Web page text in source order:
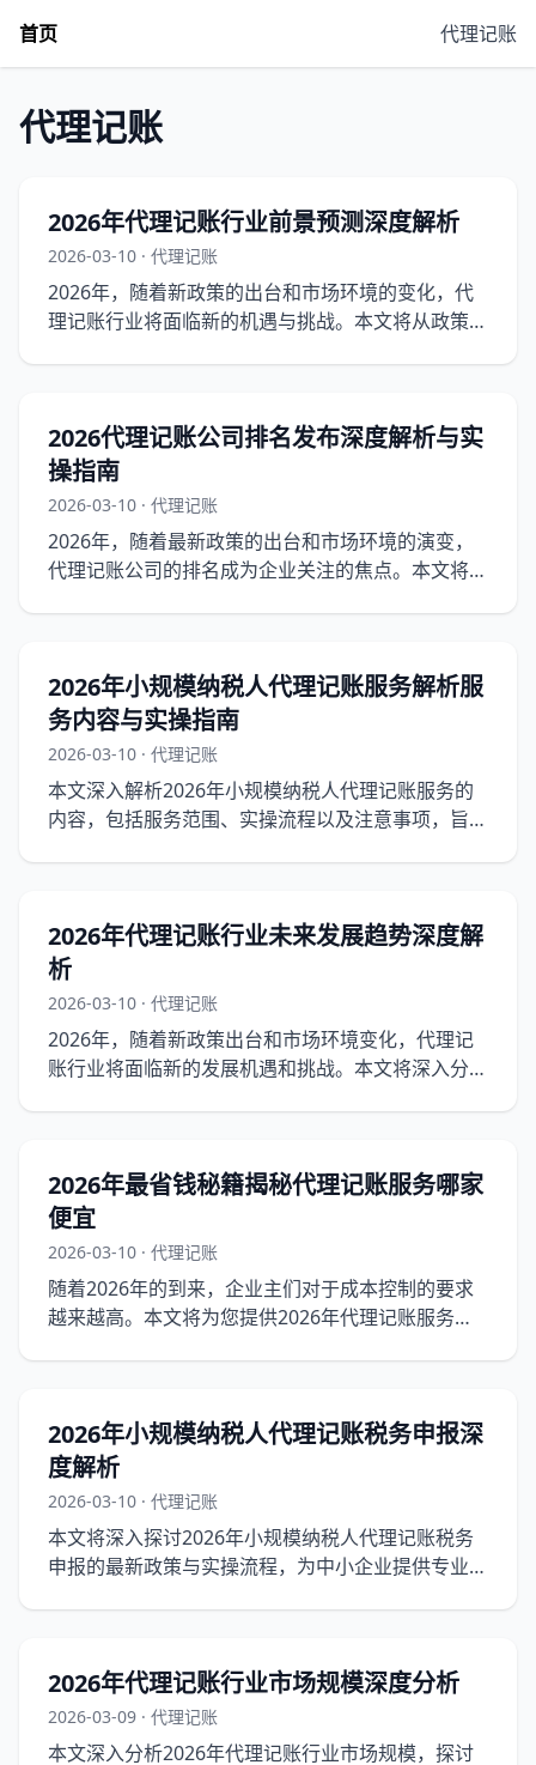
首页 代理记账
代理记账
2026年代理记账行业前景预测深度解析
2026-03-10 · 代理记账
2026年，随着新政策的出台和市场环境的变化，代
理记账行业将面临新的机遇与挑战。本文将从政策导
2026代理记账公司排名发布深度解析与实
操指南
2026-03-10 · 代理记账
2026年，随着最新政策的出台和市场环境的演变，
代理记账公司的排名成为企业关注的焦点。本文将深
2026年小规模纳税人代理记账服务解析服
务内容与实操指南
2026-03-10 · 代理记账
本文深入解析2026年小规模纳税人代理记账服务的
内容，包括服务范围、实操流程以及注意事项，旨在
2026年代理记账行业未来发展趋势深度解
析
2026-03-10 · 代理记账
2026年，随着新政策出台和市场环境变化，代理记
账行业将面临新的发展机遇和挑战。本文将深入分析
2026年最省钱秘籍揭秘代理记账服务哪家
便宜
2026-03-10 · 代理记账
随着2026年的到来，企业主们对于成本控制的要求
越来越高。本文将为您提供2026年代理记账服务的
2026年小规模纳税人代理记账税务申报深
度解析
2026-03-10 · 代理记账
本文将深入探讨2026年小规模纳税人代理记账税务
申报的最新政策与实操流程，为中小企业提供专业的
2026年代理记账行业市场规模深度分析
2026-03-09 · 代理记账
本文深入分析2026年代理记账行业市场规模，探讨